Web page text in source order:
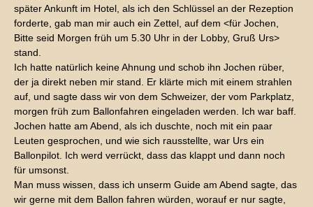
später Ankunft im Hotel, als ich den Schlüssel an der Rezeption
forderte, gab man mir auch ein Zettel, auf dem <für Jochen,
Bitte seid Morgen früh um 5.30 Uhr in der Lobby, Gruß Urs>
stand.
Ich hatte natürlich keine Ahnung und schob ihn Jochen rüber,
der ja direkt neben mir stand. Er klärte mich mit einem strahlen
auf, und sagte dass wir von dem Schweizer, der vom Parkplatz,
morgen früh zum Ballonfahren eingeladen werden. Ich war baff.
Jochen hatte am Abend, als ich duschte, noch mit ein paar
Leuten gesprochen, und wie sich rausstellte, war Urs ein
Ballonpilot. Ich werd verrückt, dass das klappt und dann noch
für umsonst.
Man muss wissen, dass ich unserm Guide am Abend sagte, das
wir gerne mit dem Ballon fahren würden, worauf er nur sagte,